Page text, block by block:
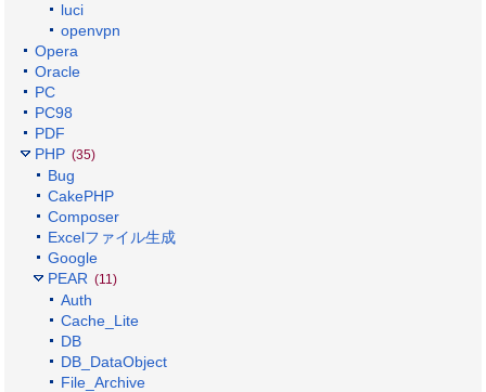
luci
openvpn
Opera
Oracle
PC
PC98
PDF
PHP (35)
Bug
CakePHP
Composer
Excelファイル生成
Google
PEAR (11)
Auth
Cache_Lite
DB
DB_DataObject
File_Archive